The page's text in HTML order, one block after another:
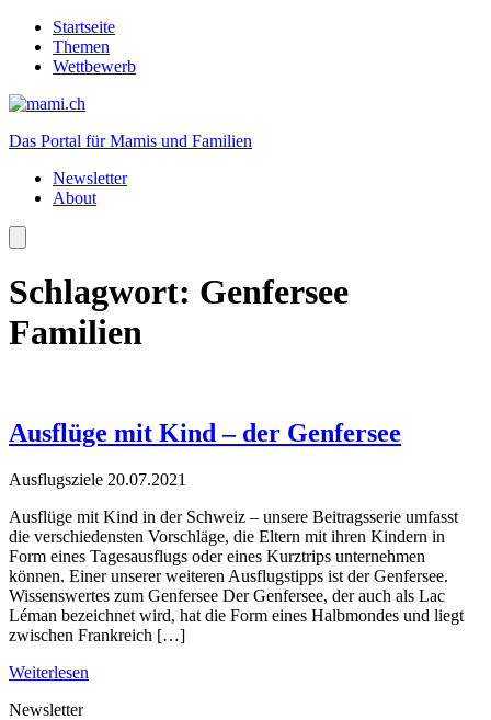
Startseite
Themen
Wettbewerb
Das Portal für Mamis und Familien
Newsletter
About
Schlagwort: Genfersee
Familien
Ausflüge mit Kind – der Genfersee
Ausflugsziele 20.07.2021
Ausflüge mit Kind in der Schweiz – unsere Beitragsserie umfasst
die verschiedensten Vorschläge, die Eltern mit ihren Kindern in
Form eines Tagesausflugs oder eines Kurztrips unternehmen
können. Einer unserer weiteren Ausflugstipps ist der Genfersee.
Wissenswertes zum Genfersee Der Genfersee, der auch als Lac
Léman bezeichnet wird, hat die Form eines Halbmondes und liegt
zwischen Frankreich […]
Weiterlesen
Newsletter